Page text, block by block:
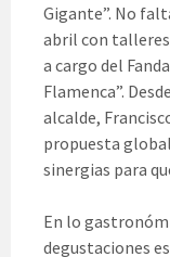
Gigante”. No
abril con talleres
a cargo del
Flamenca”.
alcalde,
propuesta
sinergias para
En lo
degustaciones